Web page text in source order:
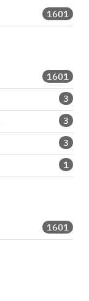
1601
1601
3
3
3
1
1601